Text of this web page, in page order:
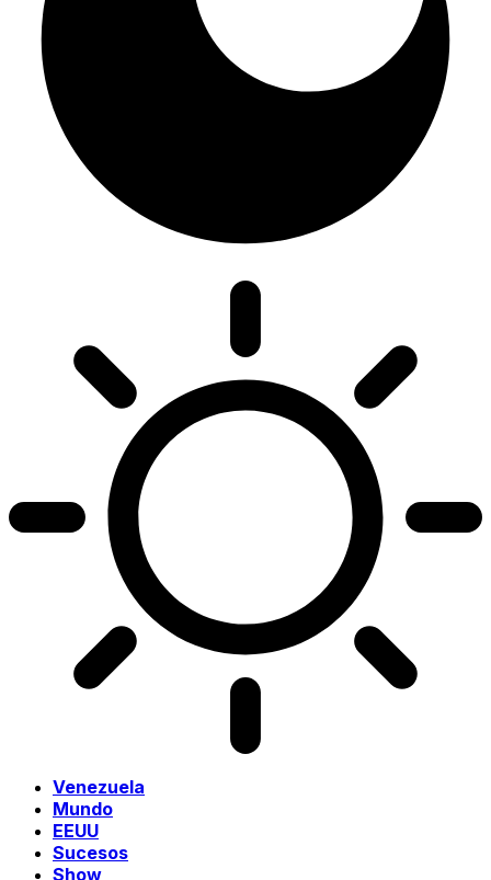
Venezuela
Mundo
EEUU
Sucesos
Show